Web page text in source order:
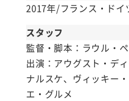
2017年/フランス・ド
スタッフ
監督・脚本：ラウル・
出演：アウグスト・デ
ナルスケ、ヴィッキー
エ・グルメ